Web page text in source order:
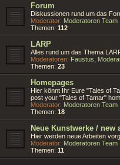
Forum
Diskussionen rund um das
Moderator: Moderatoren Team
Themen: 112
LARP
Alles rund um das Thema
Moderatoren: Faustus
Themen: 23
Homepages
Hier könnt Ihr Eure "Tales of
post your "Tales of Tamar"
Moderator: Moderatoren Team
Themen: 18
Neue Kunstwerke / new
Hier werden neue Arbeiten
Moderator: Moderatoren Team
Themen: 11